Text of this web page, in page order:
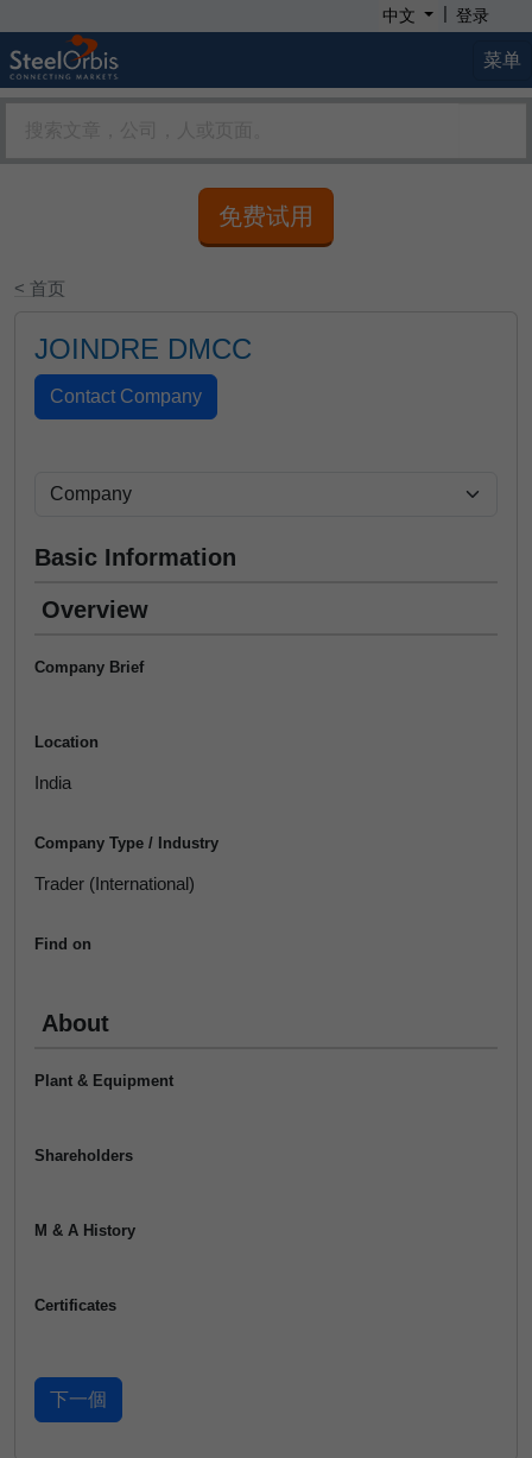
中文 | 登录
菜单
免费试用
< 首页
JOINDRE DMCC
Basic Information
Overview
Company Brief
Location
India
Company Type / Industry
Trader (International)
Find on
About
Plant & Equipment
Shareholders
M & A History
Certificates